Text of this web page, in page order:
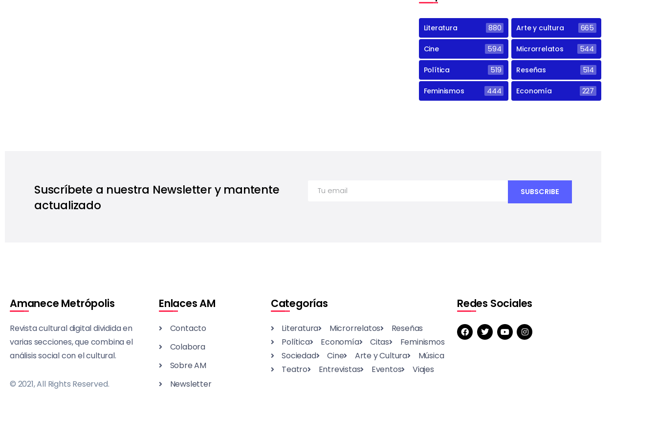
Literatura 880 Arte y cultura 665
Cine 594 Microrrelatos 544
Política 519 Reseñas 514
Feminismos 444 Economía 227
Suscríbete a nuestra Newsletter y mantente
actualizado
Amanece Metrópolis
Revista cultural digital dividida en
varias secciones, que combina el
análisis social con el cultural.
© 2021, All Rights Reserved.
Enlaces AM
Contacto
Colabora
Sobre AM
Newsletter
Categorías
Literatura Microrrelatos
Reseñas
Política
Economía Citas
Feminismos
Sociedad
Cine Arte y Cultura
Música
Teatro
Entrevistas Eventos Viajes
Redes Sociales